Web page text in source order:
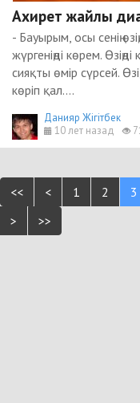
Ахирет жайлы
- Бауырым, осы сенің
жүргеніңді көрем.
сияқты өмір сүрсей.
көріп қал....
Данияр Жігітбек
10 лет назад
<< < 1 2 3
>
>>